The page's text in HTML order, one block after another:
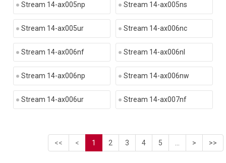
Stream 14-ax005np Stream 14-ax005ns
Stream 14-ax005ur Stream 14-ax006nc
Stream 14-ax006nf Stream 14-ax006nl
Stream 14-ax006np Stream 14-ax006nw
Stream 14-ax006ur Stream 14-ax007nf
<< < 1 2 3 4 5 > >>